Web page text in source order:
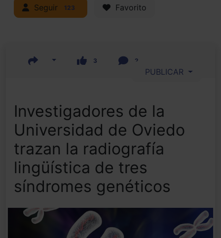
Seguir 123 Favorito
3 2
PUBLICAR
Investigadores de la
Universidad de Oviedo
trazan la radiografía
lingüística de tres
síndromes genéticos